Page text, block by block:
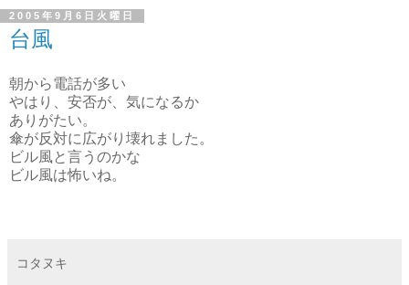
2005年9月6日火曜日
台風
朝から電話が多い
やはり、安否が、気になるか
ありがたい。
傘が反対に広がり壊れました。
ビル風と言うのかな
ビル風は怖いね。
コタヌキ